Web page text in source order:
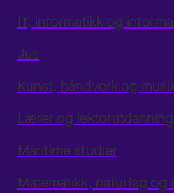
IT, informatikk og
Jus
Kunst, håndverk og
Lærer og lektorutdanning
Maritime studier
Matematikk, naturfag og